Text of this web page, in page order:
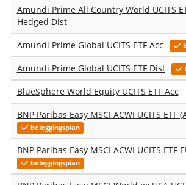
Amundi Prime All Country World UCITS
Hedged Dist
Amundi Prime Global UCITS ETF Acc
Amundi Prime Global UCITS ETF Dist
BlueSphere World Equity UCITS ETF Acc
BNP Paribas Easy MSCI ACWI UCITS ETF
beleggingsplan
BNP Paribas Easy MSCI ACWI UCITS ETF
beleggingsplan